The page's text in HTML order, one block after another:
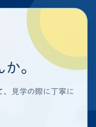
。
、見学の際に丁寧に